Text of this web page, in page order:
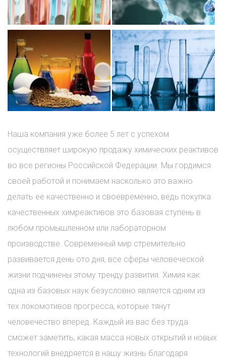
Наша компания уже более 5 лет с успехом
осуществляет широкую продажу химических реактивов
во все регионы Российской Федерации. Мы гордимся
своей работой и понимаем насколько это важно
делать ее качественно и своевременно, ведь покупка
качественных химреактивов это базовая ступень в
любом промышленном или лабораторном
производстве. Современный мир стремительно
развивается день ото дня, все сферы человеческой
жизни подчинены этому тренду развития. Химия как
одна из базовых наук безусловно является одним из
тех локомотивов прогресса, которые тянут
человечество вперед. Каждый из вас без труда
сможет заметить, какая масса новых открытий и новых
технологий внедряется в нашу жизнь благодаря